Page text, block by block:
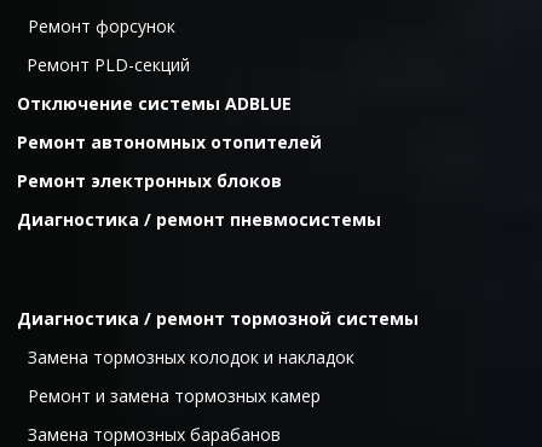
  Ремонт форсунок
Ремонт PLD-секций
Отключение системы ADBLUE
Ремонт автономных отопителей
Ремонт электронных блоков
Диагностика / ремонт пневмосистемы
Диагностика / ремонт тормозной системы
  Замена тормозных колодок и накладок
  Ремонт и замена тормозных камер
  Замена тормозных барабанов